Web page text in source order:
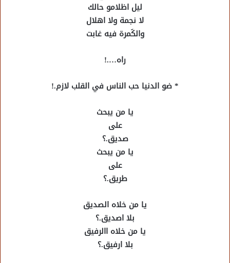
ليل اظلامو حالك
لا نجمة ولا اهلال
والكَمرة فيه غابت
راه….!
* ضو الدنيا حب الناس في القلب لازم.!
يا من يبحث
على
صديق.؟
يا من يبحث
على
طريق.؟
يا من خلاه الصديق
بلا اصديق.؟
يا من خلاه االرفيق
بلا ارفيق.؟